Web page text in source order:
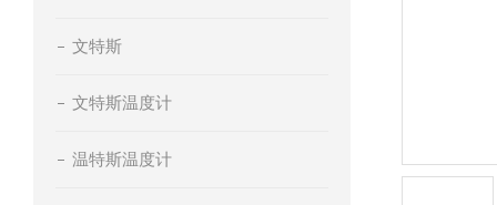
文特斯
文特斯温度计
温特斯温度计